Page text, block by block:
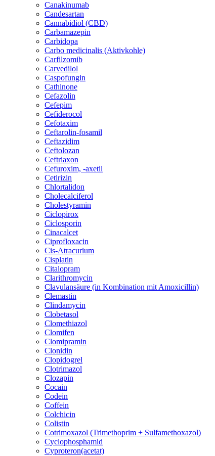
Canakinumab
Candesartan
Cannabidiol (CBD)
Carbamazepin
Carbidopa
Carbo medicinalis (Aktivkohle)
Carfilzomib
Carvedilol
Caspofungin
Cathinone
Cefazolin
Cefepim
Cefiderocol
Cefotaxim
Ceftarolin-fosamil
Ceftazidim
Ceftolozan
Ceftriaxon
Cefuroxim, -axetil
Cetirizin
Chlortalidon
Cholecalciferol
Cholestyramin
Ciclopirox
Ciclosporin
Cinacalcet
Ciprofloxacin
Cis-Atracurium
Cisplatin
Citalopram
Clarithromycin
Clavulansäure (in Kombination mit Amoxicillin)
Clemastin
Clindamycin
Clobetasol
Clomethiazol
Clomifen
Clomipramin
Clonidin
Clopidogrel
Clotrimazol
Clozapin
Cocain
Codein
Coffein
Colchicin
Colistin
Cotrimoxazol (Trimethoprim + Sulfamethoxazol)
Cyclophosphamid
Cyproteron(acetat)